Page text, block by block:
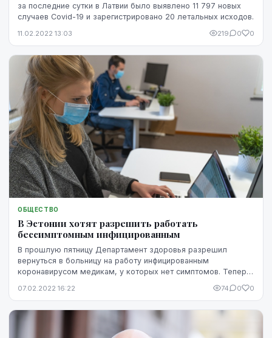
за последние сутки в Латвии было выявлено 11 797 новых
случаев Covid-19 и зарегистрировано 20 летальных исходов.
11.02.2022 13:03 219 0 0
ОБЩЕСТВО
В Эстонии хотят разрешить работать
бессимптомным инфицированным
В прошлую пятницу Департамент здоровья разрешил
вернуться в больницу на работу инфицированным
коронавирусом медикам, у которых нет симптомов. Теперь
07.02.2022 16:22 74 0 0